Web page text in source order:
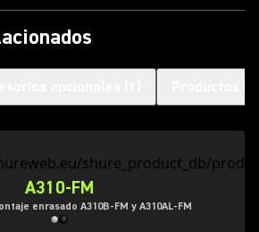
A310-FM
enrasado A310B-FM y A310AL-FM